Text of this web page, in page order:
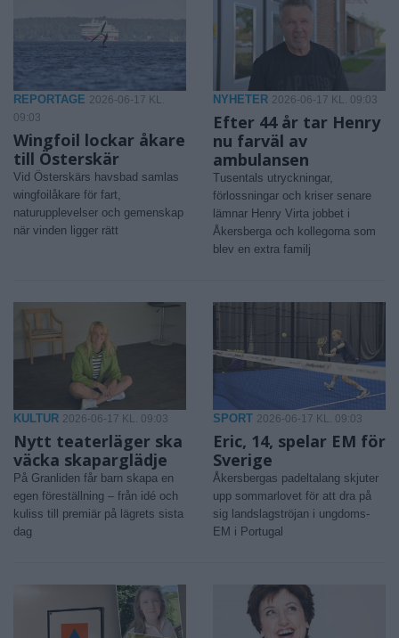
REPORTAGE 2026-06-17 KL.
09:03
Wingfoil lockar åkare
till Österskär
Vid Österskärs havsbad samlas
wingfoilåkare för fart,
naturupplevelser och gemenskap
när vinden ligger rätt
NYHETER 2026-06-17 KL. 09:03
Efter 44 år tar Henry
nu farväl av
ambulansen
Tusentals utryckningar,
förlossningar och kriser senare
lämnar Henry Virta jobbet i
Åkersberga och kollegorna som
blev en extra familj
KULTUR 2026-06-17 KL. 09:03
Nytt teaterläger ska
väcka skaparglädje
På Granliden får barn skapa en
egen föreställning – från idé och
kuliss till premiär på lägrets sista
dag
SPORT 2026-06-17 KL. 09:03
Eric, 14, spelar EM för
Sverige
Åkersbergas padeltalang skjuter
upp sommarlovet för att dra på
sig landslagströjan i ungdoms-
EM i Portugal